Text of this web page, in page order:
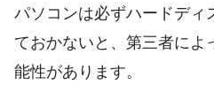
パソコンは必ずハードディ
ておかないと、第三者によ
能性があります。